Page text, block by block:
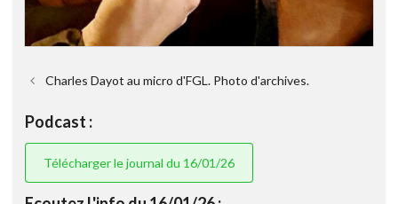
Charles Dayot au micro d'FGL. Photo d'archives.
Podcast :
Télécharger le journal du 16/01/26